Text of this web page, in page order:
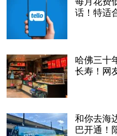
话！特适
哈佛三十
长寿！网
和你去海
巴开通！